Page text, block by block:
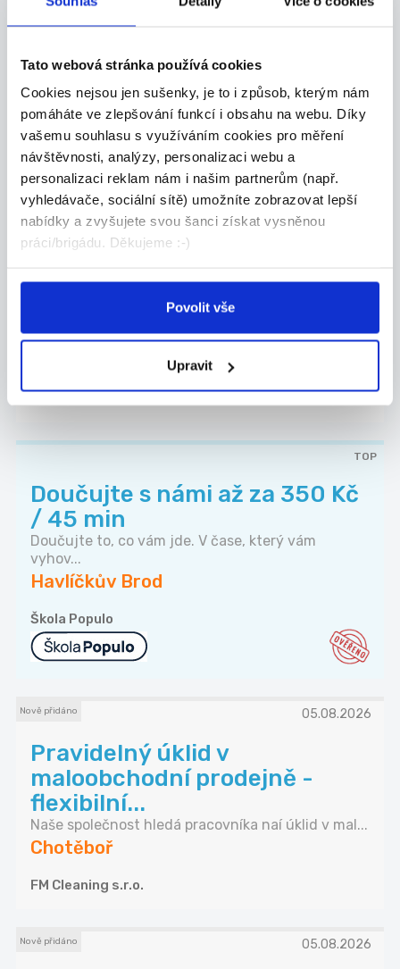
Tato webová stránka používá cookies
Cookies nejsou jen sušenky, je to i způsob, kterým nám
pomáháte ve zlepšování funkcí i obsahu na webu. Díky
vašemu souhlasu s využíváním cookies pro měření
návštěvnosti, analýzy, personalizaci webu a
personalizaci reklam nám i našim partnerům (např.
vyhledávače, sociální sítě) umožníte zobrazovat lepší
nabídky a zvyšujete svou šanci získat vysněnou
práci/brigádu. Děkujeme :-)
Povolit vše
Upravit
Hledáme flexibilní řidiče pro
**Přidejte se k našemu týmu! Hledáme spolehlivé
Havlíčkův Brod
FRANKOS GROUP s.r.o.
Pracovník/ce ostrahy
os...
TOP
Doučujte s námi až za 350 Kč
/ 45 min
Doučujte to, co vám jde. V čase, který vám
vyhov...
Havlíčkův Brod
Škola Populo
Nově přidáno 05.08.2026
Pravidelný úklid v
maloobchodní prodejně -
flexibilní...
Naše společnost hledá pracovníka naí úklid v mal...
Chotěboř
FM Cleaning s.r.o.
Nově přidáno 05.08.2026